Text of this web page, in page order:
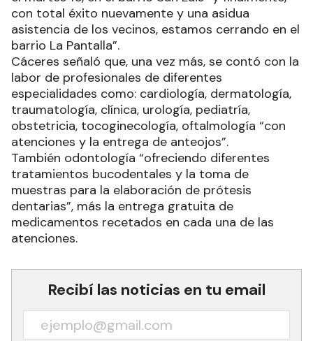
asistencia de los vecinos, estamos cerrando en el
barrio La Pantalla”.
Cáceres señaló que, una vez más, se contó con la
labor de profesionales de diferentes
especialidades como: cardiología, dermatología,
traumatología, clínica, urología, pediatría,
obstetricia, tocoginecología, oftalmología “con
atenciones y la entrega de anteojos”.
También odontología “ofreciendo diferentes
tratamientos bucodentales y la toma de
muestras para la elaboración de prótesis
dentarias”, más la entrega gratuita de
medicamentos recetados en cada una de las
atenciones.
Recibí las noticias en tu email
RECIBIR NEWSLETTER